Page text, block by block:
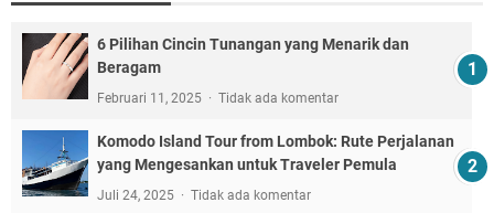
6 Pilihan Cincin Tunangan yang Menarik dan
Beragam
Februari 11, 2025 Tidak ada komentar
Komodo Island Tour from Lombok: Rute Perjalanan
yang Mengesankan untuk Traveler Pemula
Juli 24, 2025 Tidak ada komentar